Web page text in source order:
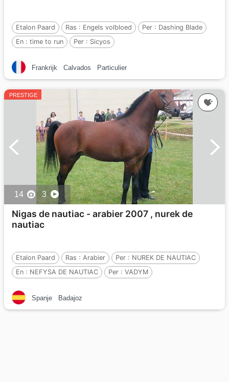
Etalon Paard Ras : Engels volbloed Per : Dashing Blade
En : time to run Per : Sicyos
Frankrijk Calvados Particulier
PRESTIGE
14 3
Nigas de nautiac - arabier 2007 , nurek de
nautiac
Etalon Paard Ras : Arabier Per : NUREK DE NAUTIAC
En : NEFYSA DE NAUTIAC Per : VADYM
Spanje Badajoz